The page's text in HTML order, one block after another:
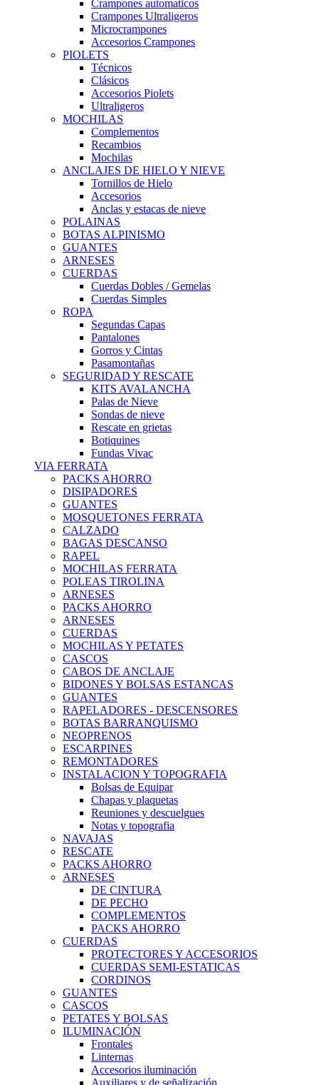
Crampones automaticos
Crampones Ultraligeros
Microcrampones
Accesorios Crampones
PIOLETS
Técnicos
Clásicos
Accesorios Piolets
Ultraligeros
MOCHILAS
Complementos
Recambios
Mochilas
ANCLAJES DE HIELO Y NIEVE
Tornillos de Hielo
Accesorios
Anclas y estacas de nieve
POLAINAS
BOTAS ALPINISMO
GUANTES
ARNESES
CUERDAS
Cuerdas Dobles / Gemelas
Cuerdas Simples
ROPA
Segundas Capas
Pantalones
Gorros y Cintas
Pasamontañas
SEGURIDAD Y RESCATE
KITS AVALANCHA
Palas de Nieve
Sondas de nieve
Rescate en grietas
Botiquines
Fundas Vivac
VIA FERRATA
PACKS AHORRO
DISIPADORES
GUANTES
MOSQUETONES FERRATA
CALZADO
BAGAS DESCANSO
RAPEL
MOCHILAS FERRATA
POLEAS TIROLINA
ARNESES
PACKS AHORRO
ARNESES
CUERDAS
MOCHILAS Y PETATES
CASCOS
CABOS DE ANCLAJE
BIDONES Y BOLSAS ESTANCAS
GUANTES
RAPELADORES - DESCENSORES
BOTAS BARRANQUISMO
NEOPRENOS
ESCARPINES
REMONTADORES
INSTALACION Y TOPOGRAFIA
Bolsas de Equipar
Chapas y plaquetas
Reuniones y descuelgues
Notas y topografia
NAVAJAS
RESCATE
PACKS AHORRO
ARNESES
DE CINTURA
DE PECHO
COMPLEMENTOS
PACKS AHORRO
CUERDAS
PROTECTORES Y ACCESORIOS
CUERDAS SEMI-ESTATICAS
CORDINOS
GUANTES
CASCOS
PETATES Y BOLSAS
ILUMINACIÓN
Frontales
Linternas
Accesorios iluminación
Auxiliares y de señalización